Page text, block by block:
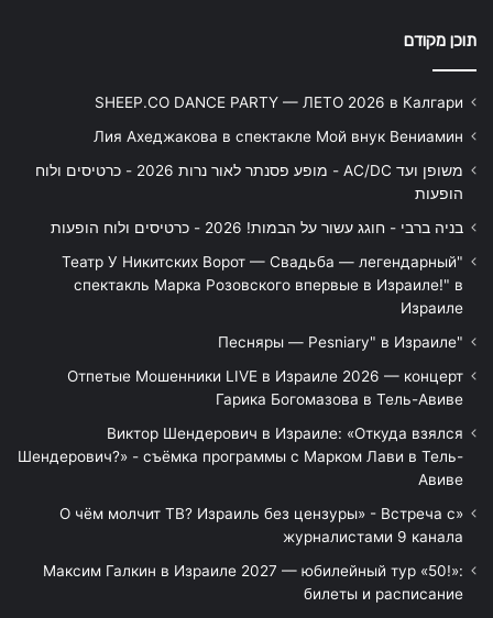
תוכן מקודם
SHEEP.CO DANCE PARTY — ЛЕТО 2026 в Калгари
Лия Ахеджакова в спектакле Мой внук Вениамин
משופן ועד AC/DC - מופע פסנתר לאור נרות 2026 - כרטיסים ולוח
הופעות
בניה ברבי - חוגג עשור על הבמות! 2026 - כרטיסים ולוח הופעות
"Театр У Никитских Ворот — Свадьба — легендарный
спектакль Марка Розовского впервые в Израиле!" в
Израиле
"Песняры — Pesniary" в Израиле
Отпетые Мошенники LIVE в Израиле 2026 — концерт
Гарика Богомазова в Тель-Авиве
Виктор Шендерович в Израиле: «Откуда взялся
Шендерович?» - съёмка программы с Марком Лави в Тель-
Авиве
«О чём молчит ТВ? Израиль без цензуры» - Встреча с
журналистами 9 канала
Максим Галкин в Израиле 2027 — юбилейный тур «50!»:
билеты и расписание